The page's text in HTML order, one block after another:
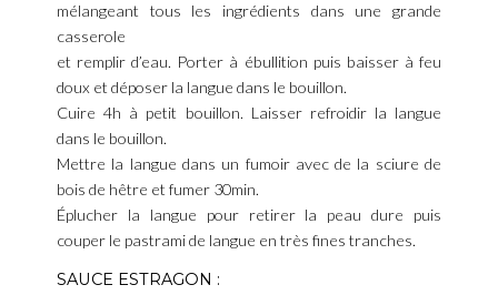
mélangeant tous les ingrédients dans une grande
casserole
et remplir d’eau. Porter à ébullition puis baisser à feu
doux et déposer la langue dans le bouillon.
Cuire 4h à petit bouillon. Laisser refroidir la langue
dans le bouillon.
Mettre la langue dans un fumoir avec de la sciure de
bois de hêtre et fumer 30min.
Éplucher la langue pour retirer la peau dure puis
couper le pastrami de langue en très fines tranches.
SAUCE ESTRAGON :